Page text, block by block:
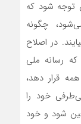
توجه شود که
چگونه
در اصلاح
که رسانه ملي
قرار دهد،
خود را
شود و خود